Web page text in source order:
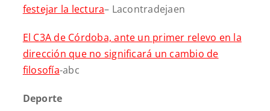
festejar la lectura– Lacontradejaen
El C3A de Córdoba, ante un primer relevo en la
dirección que no significará un cambio de
filosofía-abc
Deporte